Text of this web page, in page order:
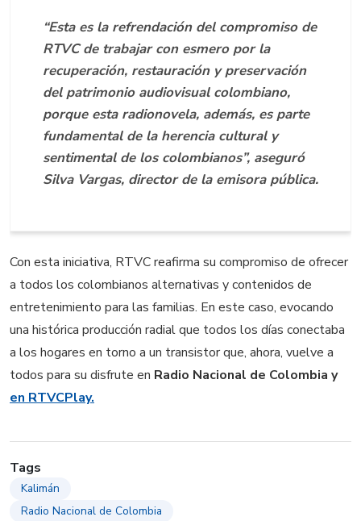
“Esta es la refrendación del compromiso de
RTVC de trabajar con esmero por la
recuperación, restauración y preservación
del patrimonio audiovisual colombiano,
porque esta radionovela, además, es parte
fundamental de la herencia cultural y
sentimental de los colombianos”, aseguró
Silva Vargas, director de la emisora pública.
Con esta iniciativa, RTVC reafirma su compromiso de ofrecer
a todos los colombianos alternativas y contenidos de
entretenimiento para las familias. En este caso, evocando
una histórica producción radial que todos los días conectaba
a los hogares en torno a un transistor que, ahora, vuelve a
todos para su disfrute en Radio Nacional de Colombia y
en RTVCPlay.
Tags
Kalimán
Radio Nacional de Colombia